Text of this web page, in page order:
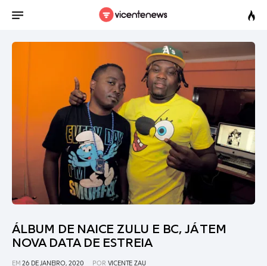
ÁLBUM DE NAICE ZULU E BC, JÁ TEM
NOVA DATA DE ESTREIA
EM26 DE JANEIRO, 2020 POR VICENTE ZAU